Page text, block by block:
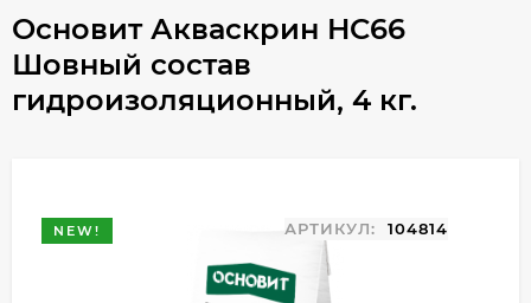
Основит Акваскрин HC66
Шовный состав
гидроизоляционный, 4 кг.
NEW! АРТИКУЛ: 104814